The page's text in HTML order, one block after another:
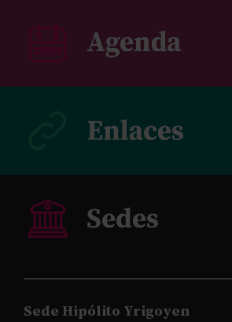
Sede Hipólito Yrigoyen